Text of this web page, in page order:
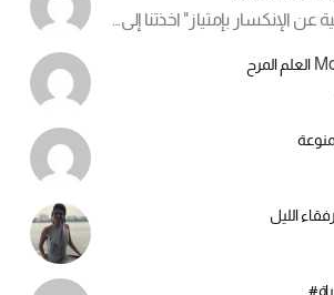
الإنكسار بإمتياز" اخذتنا إلى…
العلم المرح
رفقاء الليل